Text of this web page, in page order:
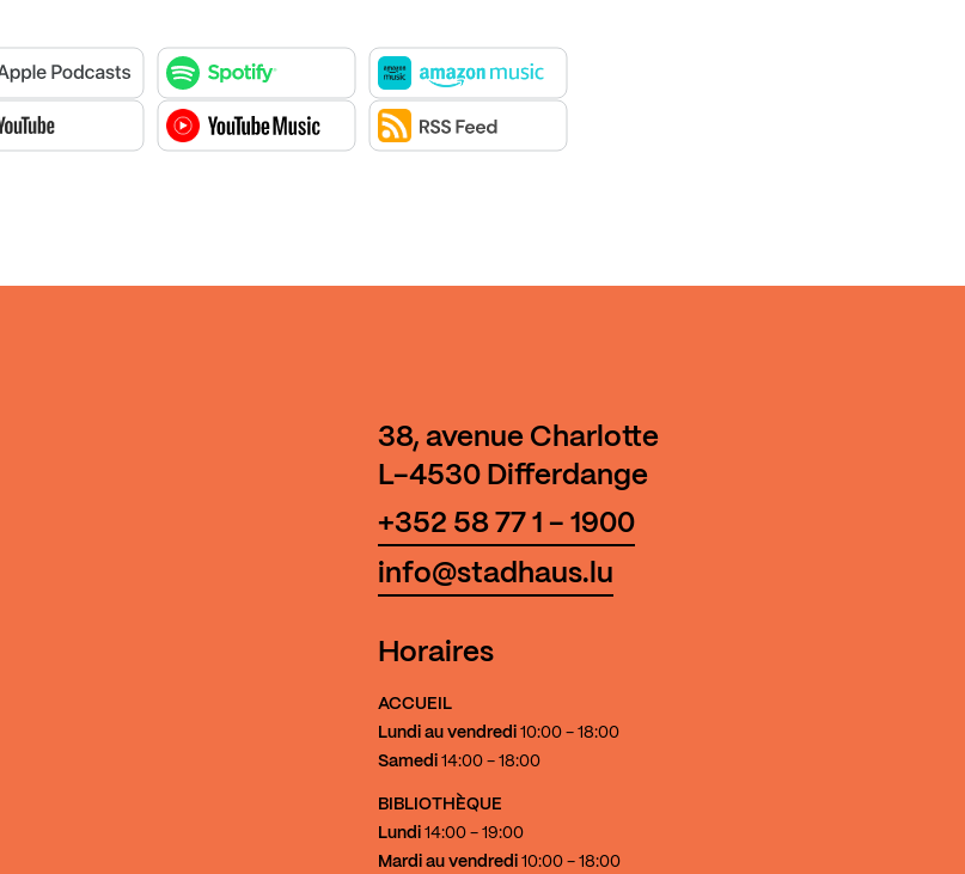
38, avenue Charlotte
L-4530 Differdange
+352 58 77 1 - 1900
info@stadhaus.lu
Horaires
ACCUEIL
Lundi au vendredi 10:00 - 18:00
Samedi 14:00 - 18:00
BIBLIOTHÈQUE
Lundi 14:00 - 19:00
Mardi au vendredi 10:00 - 18:00